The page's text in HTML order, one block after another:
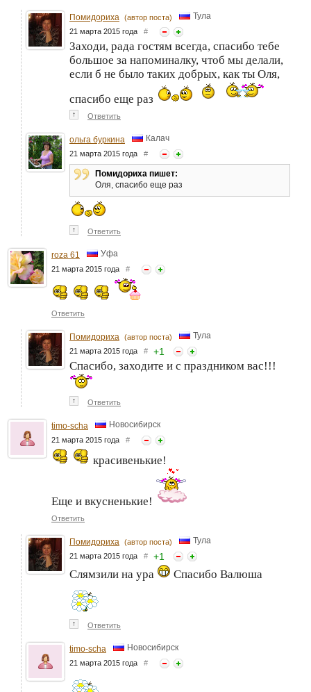
Помидориха (автор поста) Тула
21 марта 2015 года #
Заходи, рада гостям всегда, спасибо тебе
большое за напоминалку, чтоб мы делали,
если б не было таких добрых, как ты Оля,
спасибо еще раз
↑ Ответить
ольга буркина Калач
21 марта 2015 года #
Помидориха пишет:
Оля, спасибо еще раз
↑ Ответить
roza 61 Уфа
21 марта 2015 года #
Ответить
Помидориха (автор поста) Тула
21 марта 2015 года # +1
Спасибо, заходите и с праздником вас!!!
↑ Ответить
timo-scha Новосибирск
21 марта 2015 года #
красивенькие!
Еще и вкусненькие!
Ответить
Помидориха (автор поста) Тула
21 марта 2015 года # +1
Слямзили на ура Спасибо Валюша
↑ Ответить
timo-scha Новосибирск
21 марта 2015 года #